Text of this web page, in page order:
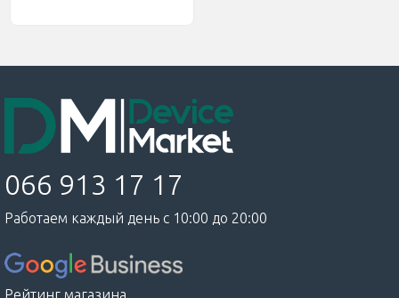
066 913 17 17
Работаем каждый день с 10:00 до 20:00
Рейтинг магазина